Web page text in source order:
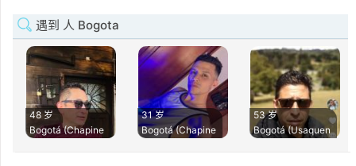
遇到 人 Bogota
48 岁
Bogotá (Chapine
31 岁
Bogotá (Chapine
53 岁
Bogotá (Usaquen